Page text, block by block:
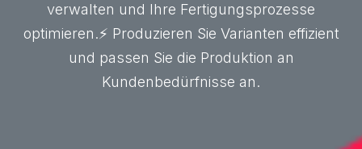
verwalten und Ihre Fertigungsprozesse
optimieren.⚡ Produzieren Sie Varianten effizient
und passen Sie die Produktion an
Kundenbedürfnisse an.